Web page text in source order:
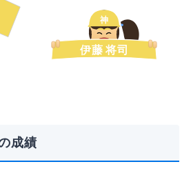
神
伊藤 将司
成績